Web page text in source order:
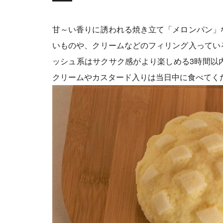
甘～い香りに誘われる焼き立て「メロンパン
いものや、クリームなどのフィリング入って
ッシュ系はサクサク感がより楽しめる3時間
クリームやカスタード入りは当日中に食べてく